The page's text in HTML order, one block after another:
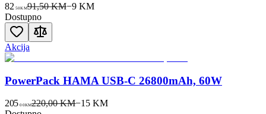
82 50KM91,50 KM−9KM
Dostupno
Akcija
PowerPack HAMA USB-C 26800mAh, 60W
205 00KM220,00 KM−15 KM